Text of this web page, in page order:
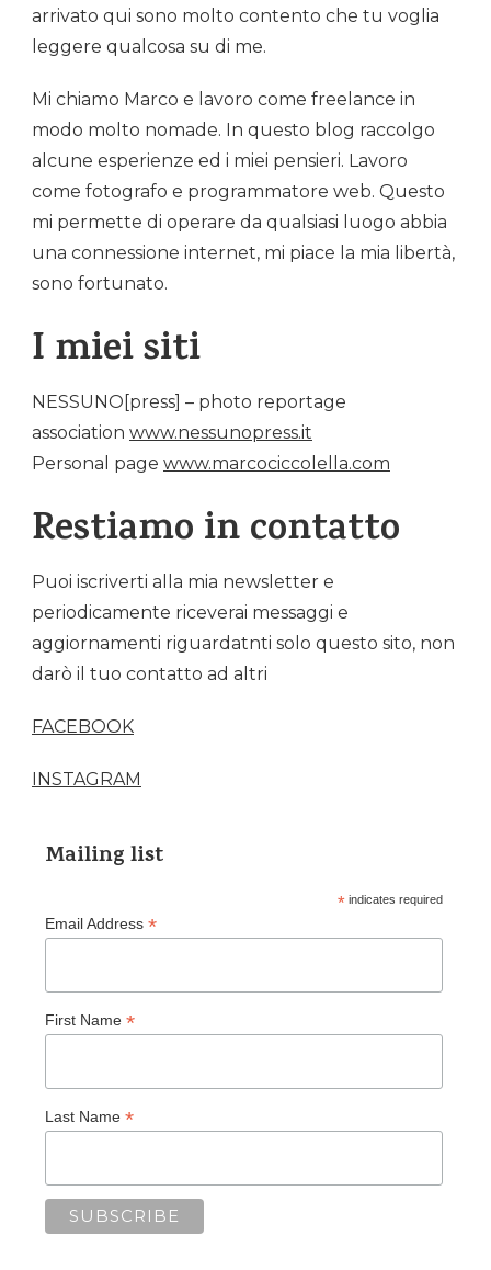
arrivato qui sono molto contento che tu voglia
leggere qualcosa su di me.
Mi chiamo Marco e lavoro come freelance in
modo molto nomade. In questo blog raccolgo
alcune esperienze ed i miei pensieri. Lavoro
come fotografo e programmatore web. Questo
mi permette di operare da qualsiasi luogo abbia
una connessione internet, mi piace la mia libertà,
sono fortunato.
I miei siti
NESSUNO[press] – photo reportage
association www.nessunopress.it
Personal page www.marcociccolella.com
Restiamo in contatto
Puoi iscriverti alla mia newsletter e
periodicamente riceverai messaggi e
aggiornamenti riguardatnti solo questo sito, non
darò il tuo contatto ad altri
FACEBOOK
INSTAGRAM
Mailing list
*indicates required
Email Address *
First Name *
Last Name *